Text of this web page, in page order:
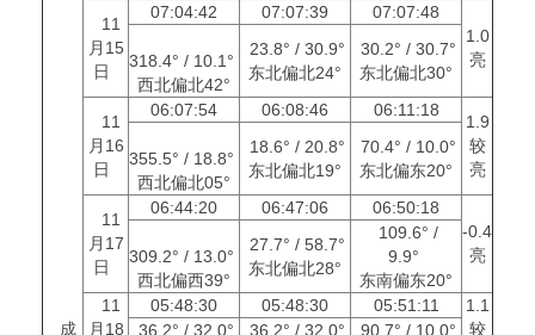
成
11
月15
日
07:04:42 07:07:39
07:07:48
1.0
亮
318.4° / 10.1°
西北偏北42°
23.8° / 30.9°
东北偏北24°
30.2° / 30.7°
东北偏北30°
11
月16
日
06:07:54 06:08:46 06:11:18
1.9
较
亮
355.5° / 18.8°
西北偏北05°
18.6° / 20.8°
东北偏北19°
70.4° / 10.0°
东北偏东20°
11
月17
日
06:44:20 06:47:06
06:50:18
-0.4
亮
309.2° / 13.0°
西北偏西39°
27.7° / 58.7°
东北偏北28°
109.6° /
9.9°
东南偏东20°
11
月18
05:48:30 05:48:30 05:51:11
1.1
较
36.2° / 32.0° 36.2° / 32.0° 90.7° / 10.0°